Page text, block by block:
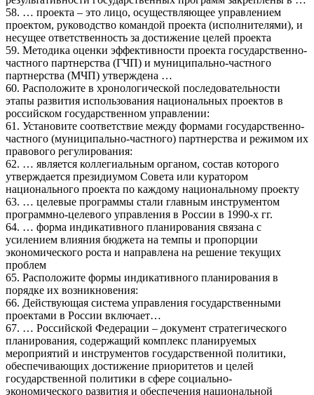
58. … проекта – это лицо, осуществляющее управлением
проектом, руководство командой проекта (исполнителями), и
несущее ответственность за достижение целей проекта
59. Методика оценки эффективности проекта государственно-
частного партнерства (ГЧП) и муниципально-частного
партнерства (МЧП) утверждена …
60. Расположите в хронологической последовательности
этапы развития использования национальных проектов в
российском государственном управлении:
61. Установите соответствие между формами государственно-
частного (муниципально-частного) партнерства и режимом их
правового регулирования:
62. … является коллегиальным органом, состав которого
утверждается президиумом Совета или куратором
национального проекта по каждому национальному проекту
63. … целевые программы стали главным инструментом
программно-целевого управления в России в 1990-х гг.
64. … форма индикативного планирования связана с
усилением влияния бюджета на темпы и пропорции
экономического роста и направлена на решение текущих
проблем
65. Расположите формы индикативного планирования в
порядке их возникновения:
66. Действующая система управления государственными
проектами в России включает…
67. … Российской Федерации – документ стратегического
планирования, содержащий комплекс планируемых
мероприятий и инструментов государственной политики,
обеспечивающих достижение приоритетов и целей
государственной политики в сфере социально-
экономического развития и обеспечения национальной